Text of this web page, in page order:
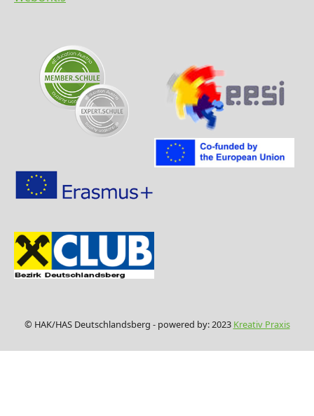
© HAK/HAS Deutschlandsberg - powered by: 2023 Kreativ Praxis